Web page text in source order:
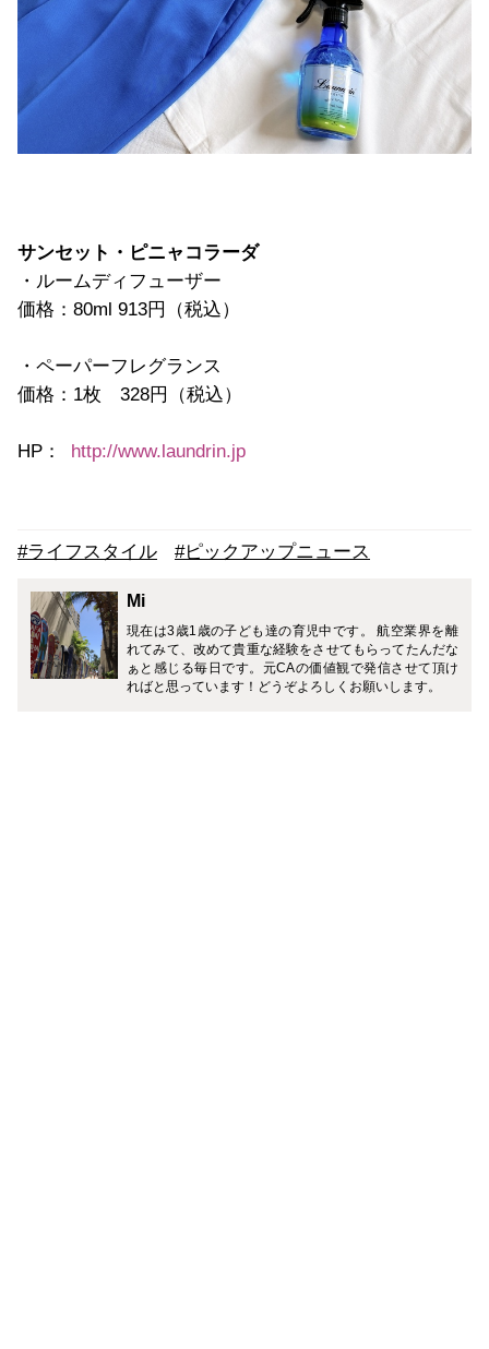
サンセット・ピニャコラーダ
・ルームディフューザー
価格：80ml 913円（税込）
・ペーパーフレグランス
価格：1枚 328円（税込）
HP ： http://www.laundrin.jp
#ライフスタイル #ピックアップニュース
Mi
現在は3歳1歳の子ども達の育児中です。 航空業界を離
れてみて、改めて貴重な経験をさせてもらってたんだな
ぁと感じる毎日です。元CAの価値観で発信させて頂け
ればと思っています！どうぞよろしくお願いします。